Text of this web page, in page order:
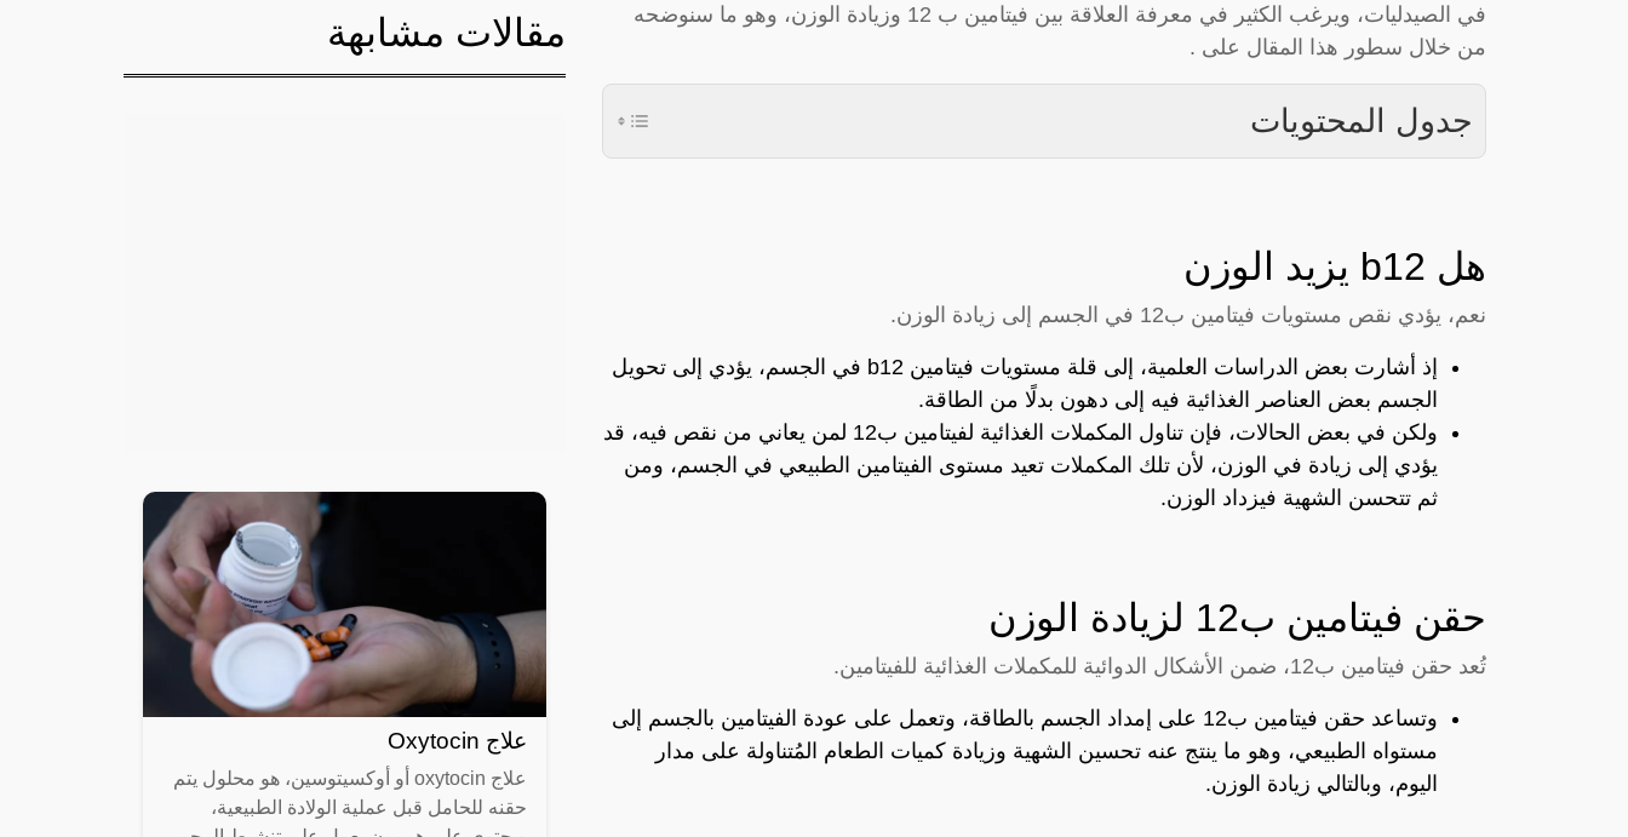
في الصيدليات، ويرغب الكثير في معرفة العلاقة بين فيتامين ب 12 وزيادة الوزن، وهو ما سنوضحه
من خلال سطور هذا المقال على .
جدول المحتويات
هل b12 يزيد الوزن
نعم، يؤدي نقص مستويات فيتامين ب12 في الجسم إلى زيادة الوزن.
إذ أشارت بعض الدراسات العلمية، إلى قلة مستويات فيتامين b12 في الجسم، يؤدي إلى تحويل
الجسم بعض العناصر الغذائية فيه إلى دهون بدلًا من الطاقة.
ولكن في بعض الحالات، فإن تناول المكملات الغذائية لفيتامين ب12 لمن يعاني من نقص فيه، قد
يؤدي إلى زيادة في الوزن، لأن تلك المكملات تعيد مستوى الفيتامين الطبيعي في الجسم، ومن
ثم تتحسن الشهية فيزداد الوزن.
حقن فيتامين ب12 لزيادة الوزن
تُعد حقن فيتامين ب12، ضمن الأشكال الدوائية للمكملات الغذائية للفيتامين.
وتساعد حقن فيتامين ب12 على إمداد الجسم بالطاقة، وتعمل على عودة الفيتامين بالجسم إلى
مستواه الطبيعي، وهو ما ينتج عنه تحسين الشهية وزيادة كميات الطعام المُتناولة على مدار
اليوم، وبالتالي زيادة الوزن.
مقالات مشابهة
علاج Oxytocin
علاج oxytocin أو أوكسيتوسين، هو محلول يتم
حقنه للحامل قبل عملية الولادة الطبيعية،